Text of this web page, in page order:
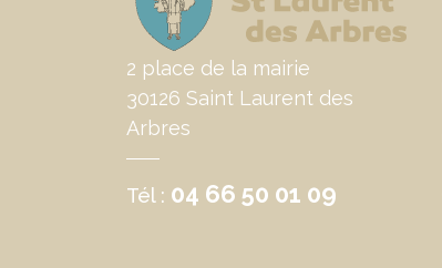
2 place de la mairie
30126 Saint Laurent des
Arbres
Tél : 04 66 50 01 09